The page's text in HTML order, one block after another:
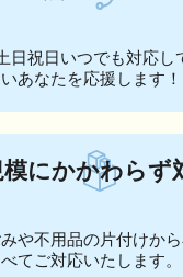
日祝日いつでも対応し
あなたを応援します！
模にかかわらず
や不用品の片付けか
てご対応いたします。